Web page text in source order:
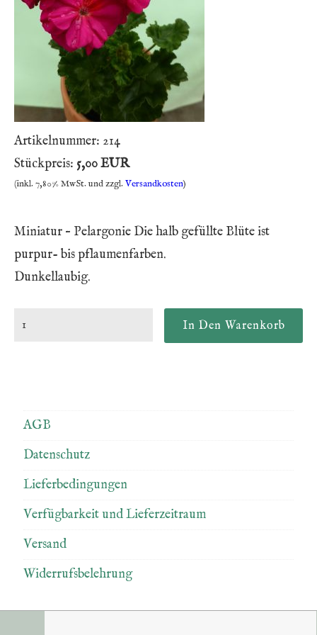
Artikelnummer: 214
Stückpreis: 5,00 EUR
(inkl. 7,80% MwSt. und zzgl.Versandkosten)
Miniatur – Pelargonie Die halb gefüllte Blüte ist
purpur- bis pflaumenfarben.
Dunkellaubig.
AGB
Datenschutz
Lieferbedingungen
Verfügbarkeit und Lieferzeitraum
Versand
Widerrufsbelehrung